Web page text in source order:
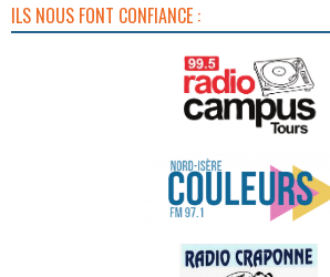
ILS NOUS FONT CONFIANCE :